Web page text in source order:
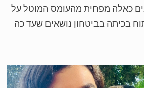
כאלה מפחית מהעומס המוטל על
בביטחון נושאים שעד כה